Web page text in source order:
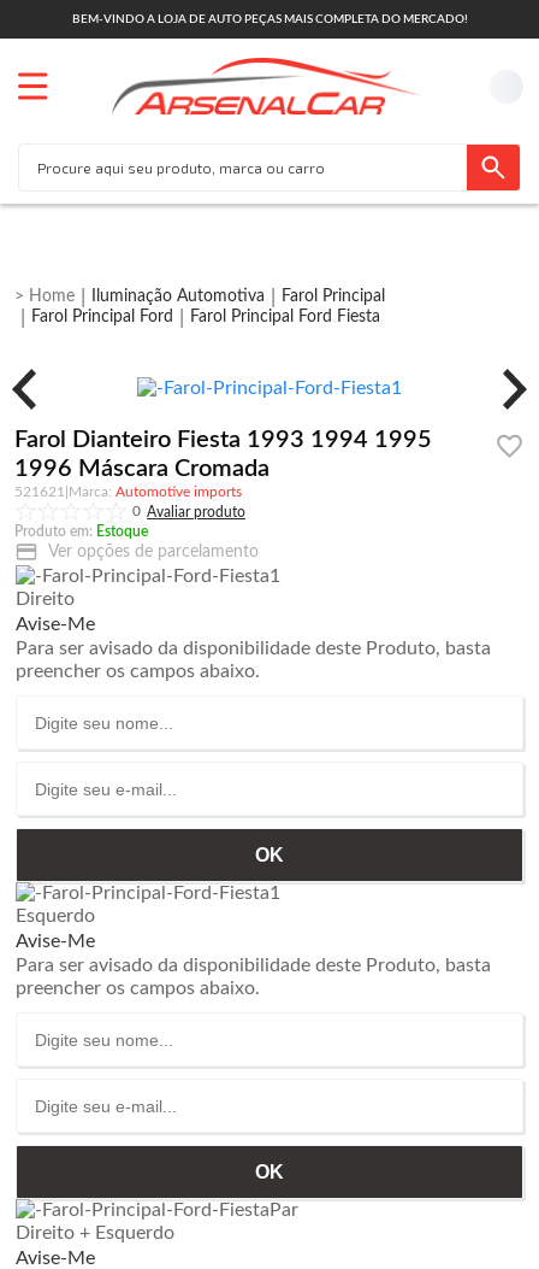
BEM-VINDO A LOJA DE AUTO PEÇAS MAIS COMPLETA DO MERCADO!
Iluminação Automotiva
Farol Principal
Farol Principal Ford
Farol Principal Ford Fiesta
Farol Dianteiro Fiesta 1993 1994 1995
1996 Máscara Cromada
521621
Automotive imports
0
Produto em: Estoque
Ver opções de parcelamento
Direito
Avise-Me
Para ser avisado da disponibilidade deste Produto, basta
preencher os campos abaixo.
Esquerdo
Avise-Me
Para ser avisado da disponibilidade deste Produto, basta
preencher os campos abaixo.
Direito + Esquerdo
Avise-Me